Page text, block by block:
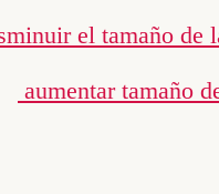
el tamaño de
aumentar tamaño